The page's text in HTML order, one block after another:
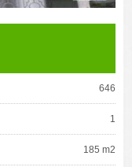
646
1
185 m2